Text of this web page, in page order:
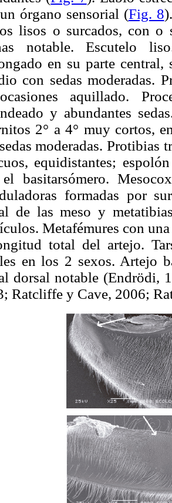
órgano sensorial (Fig. 8
lisos o surcados, con
notable. Escutelo
en su parte
con sedas moderadas.
aquillado.
y abundantes
2° a 4° muy cortos,
moderadas. Protibias
equidistantes;
basitarsómero.
formadas por
de las meso y
Metafémures con
total del artejo.
en los 2 sexos. Artejo
dorsal notable (Endrödi,
Ratcliffe y Cave, 2006;